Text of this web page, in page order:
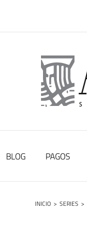
BLOG PAGOS
INICIO > SERIES >